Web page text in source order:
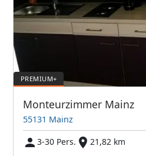
Monteurzimmer Mainz
55131 Mainz
3-30 Pers.
21,82 km